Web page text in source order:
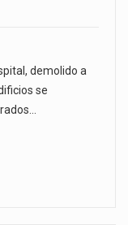
demolido a
se